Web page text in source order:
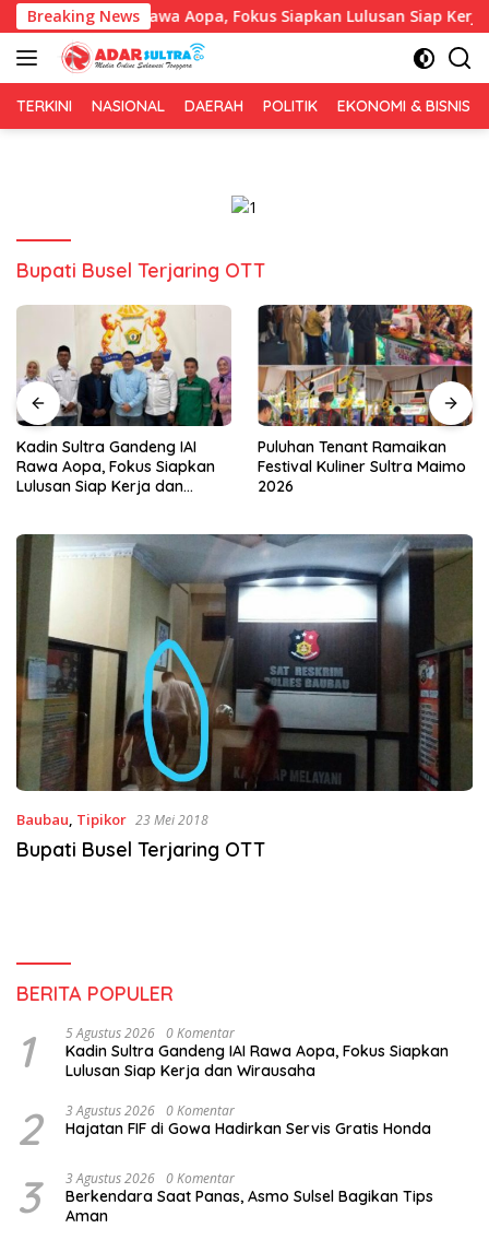
Langsung
ke
konten
Breaking News
IAI Rawa Aopa, Fokus Siapkan Lulusan Siap Kerja dan
TERKINI NASIONAL DAERAH POLITIK EKONOMI & BISNIS
Bupati Busel Terjaring OTT
Puluhan Tenant Ramaikan
Festival Kuliner Sultra Maimo
2026
Tiga Kabupaten Sultra
Nikmati Layanan Imigrasi
Terintegrasi
Baubau, Tipikor 23 Mei 2018
Bupati Busel Terjaring OTT
BERITA POPULER
1 5 Agustus 2026 0 Komentar
Kadin Sultra Gandeng IAI Rawa Aopa, Fokus Siapkan
Lulusan Siap Kerja dan Wirausaha
2 3 Agustus 2026 0 Komentar
Hajatan FIF di Gowa Hadirkan Servis Gratis Honda
3 3 Agustus 2026 0 Komentar
Berkendara Saat Panas, Asmo Sulsel Bagikan Tips
Aman